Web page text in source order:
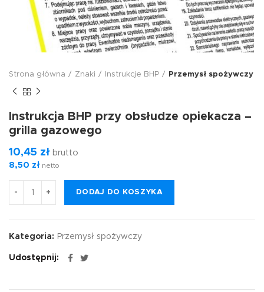
Strona główna Znaki Instrukcje BHP Przemysł spożywczy
Instrukcja BHP przy obsłudze opiekacza –
grilla gazowego
10,45 zł brutto
8,50 zł netto
DODAJ DO KOSZYKA
Kategoria: Przemysł spożywczy
Udostępnij